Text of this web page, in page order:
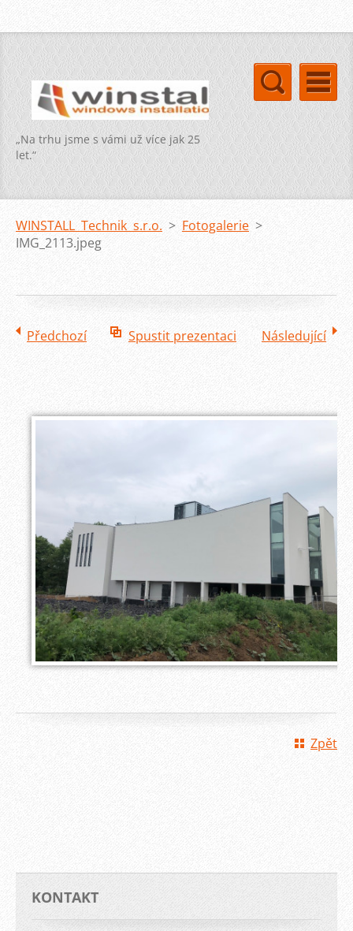
„Na trhu jsme s vámi už více jak 25
let.“
WINSTALL Technik s.r.o. > Fotogalerie >
IMG_2113.jpeg
Předchozí Spustit prezentaci Následující
Zpět
KONTAKT